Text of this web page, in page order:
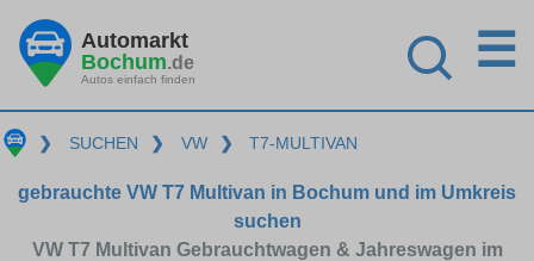
Automarkt
Bochum.de
Autos einfach finden
☰
❯ SUCHEN ❯ VW ❯ T7-MULTIVAN
gebrauchte VW T7 Multivan in Bochum und im Umkreis
suchen
VW T7 Multivan Gebrauchtwagen & Jahreswagen im